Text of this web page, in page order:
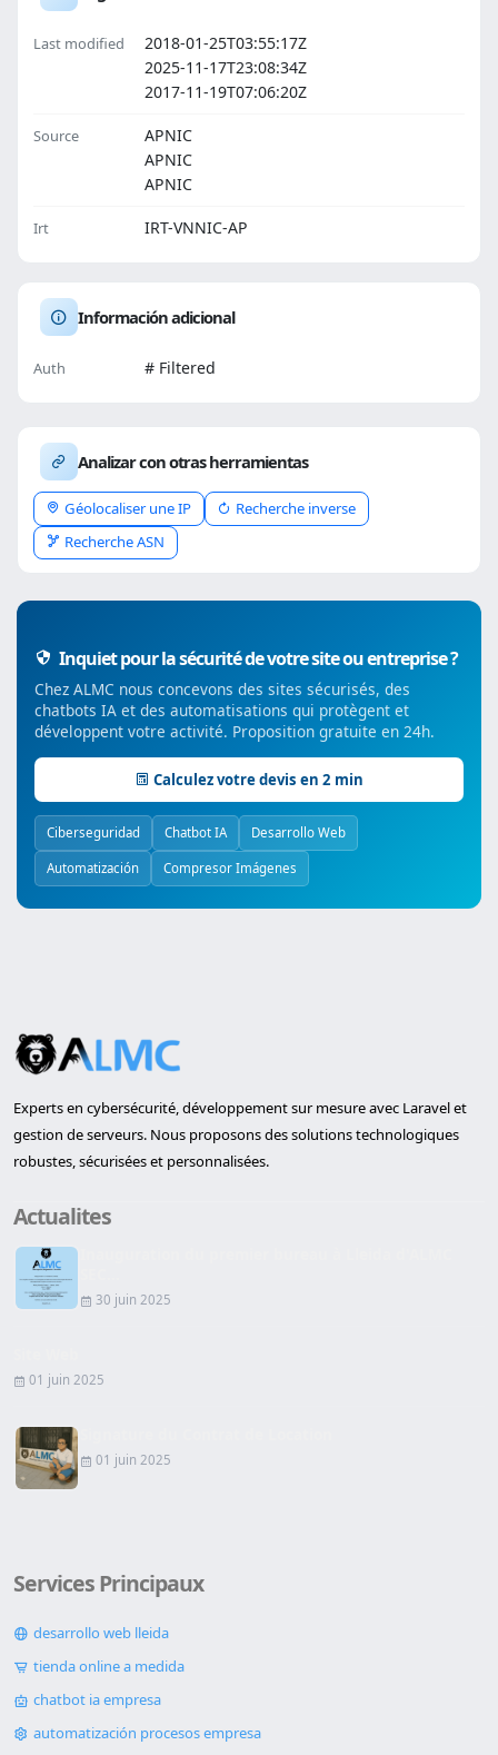
Last modified
2018-01-25T03:55:17Z
2025-11-17T23:08:34Z
2017-11-19T07:06:20Z
Source
APNIC
APNIC
APNIC
Irt IRT-VNNIC-AP
Información adicional
Auth # Filtered
Analizar con otras herramientas
Géolocaliser une IP
Recherche inverse
Recherche ASN
Inquiet pour la sécurité de votre site ou entreprise ?
Chez ALMC nous concevons des sites sécurisés, des
chatbots IA et des automatisations qui protègent et
développent votre activité. Proposition gratuite en 24h.
Calculez votre devis en 2 min
Ciberseguridad Chatbot IA Desarrollo Web
Automatización Compresor Imágenes
Experts en cybersécurité, développement sur mesure avec Laravel et
gestion de serveurs. Nous proposons des solutions technologiques
robustes, sécurisées et personnalisées.
Actualites
30 juin 2025
01 juin 2025
01 juin 2025
Services Principaux
desarrollo web lleida
tienda online a medida
chatbot ia empresa
automatización procesos empresa